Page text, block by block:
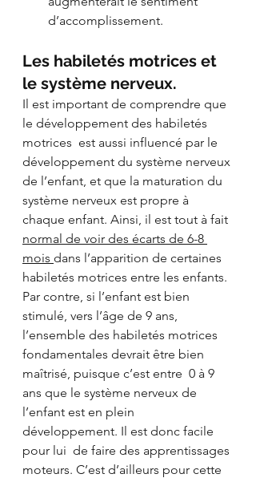
d’accomplissement.
Les habiletés motrices et
le système nerveux.
Il est important de comprendre que
le développement des habiletés
motrices  est aussi influencé par le
développement du système nerveux
de l’enfant, et que la maturation du
système nerveux est propre à
chaque enfant. Ainsi, il est tout à fait
normal de voir des écarts de 6-8
mois dans l’apparition de certaines
habiletés motrices entre les enfants.
Par contre, si l’enfant est bien
stimulé, vers l’âge de 9 ans,
l’ensemble des habiletés motrices
fondamentales devrait être bien
maîtrisé, puisque c’est entre  0 à 9
ans que le système nerveux de
l’enfant est en plein
développement. Il est donc facile
pour lui  de faire des apprentissages
moteurs. C’est d’ailleurs pour cette